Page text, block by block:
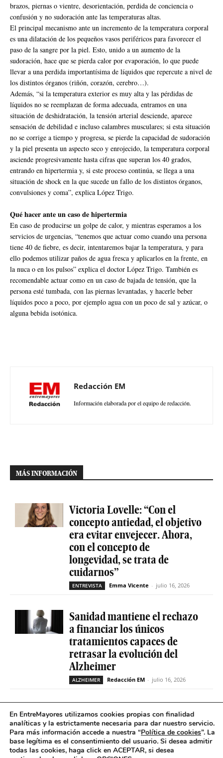
brazos, piernas o vientre, desorientación, perdida de conciencia o
confusión y no sudoración ante las temperaturas altas.
El principal mecanismo ante un incremento de la temperatura corporal
es una dilatación de los pequeños vasos periféricos para favorecer el
paso de la sangre por la piel. Esto, unido a un aumento de la
sudoración, hace que se pierda calor por evaporación, lo que puede
llevar a una perdida importantísima de líquidos que repercute a nivel de
los distintos órganos (riñón, corazón, cerebro…).
Además, “si la temperatura exterior es muy alta y las pérdidas de
líquidos no se reemplazan de forma adecuada, entramos en una
situación de deshidratación, la tensión arterial desciende, aparece
sensación de debilidad e incluso calambres musculares; si esta situación
no se corrige a tiempo y progresa, se pierde la capacidad de sudoración
y la piel presenta un aspecto seco y enrojecido, la temperatura corporal
asciende progresivamente hasta cifras que superan los 40 grados,
entrando en hipertermia y, si este proceso continúa, se llega a una
situación de shock en la que sucede un fallo de los distintos órganos,
convulsiones y coma”, explica López Trigo.
Qué hacer ante un caso de hipertermia
En caso de producirse un golpe de calor, y mientras esperamos a los
servicios de urgencias, “tenemos que actuar como cuando una persona
tiene 40 de fiebre, es decir, intentaremos bajar la temperatura, y para
ello podemos utilizar paños de agua fresca y aplicarlos en la frente, en
la nuca o en los pulsos” explica el doctor López Trigo. También es
recomendable actuar como en un caso de bajada de tensión, que la
persona esté tumbada, con las piernas levantadas, y hacerle beber
líquidos poco a poco, por ejemplo agua con un poco de sal y azúcar, o
alguna bebida isotónica.
Redacción EM
Información elaborada por el equipo de redacción.
MÁS INFORMACIÓN
Victoria Lovelle: “Con el
concepto antiedad, el objetivo
era evitar envejecer. Ahora,
con el concepto de
longevidad, se trata de
cuidarnos”
ENTREVISTA Emma Vicente - julio 16, 2026
Sanidad mantiene el rechazo
a financiar los únicos
tratamientos capaces de
retrasar la evolución del
Alzheimer
ALZHEIMER Redacción EM - julio 16, 2026
La geriatría reclama más
peso en el sistema sanitario
ante el envejecimiento récord
de la población española
En EntreMayores utilizamos cookies propias con finalidad
analíticas y la estrictamente necesaria para dar nuestro servicio.
Para más información accede a nuestra “Política de cookies”. La
base legítima es el consentimiento del usuario. Si desea admitir
todas las cookies, haga click en ACEPTAR, si desea